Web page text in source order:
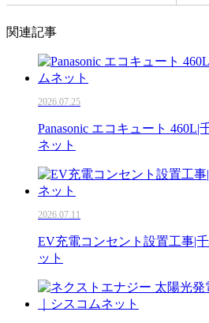
関連記事
2026.07.25
Panasonic エコキュート 460L|
ネット
2026.07.11
EV充電コンセント設置工事|
ット